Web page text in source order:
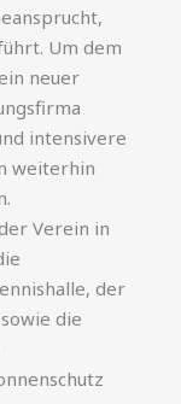
Um dem
neuer
intensivere
weiterhin
Verein in
der
die